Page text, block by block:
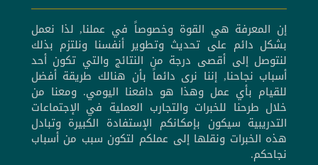
إن المعرفة هي القوة وخصوصاً في عملنا, لذا نعمل
بشكل دائم على تحديث وتطوير أنفسنا ونلتزم بذلك
لنتوصل إلى أقصى درجة من النتائج والتي تكون أحد
أسباب نجاحنا, إننا نرى دائماً بأن هنالك طريقة أفضل
للقيام بأي عمل وهذا هو دافعنا اليومي. ومعنا من
خلال طرحنا للخبرات والتجارب العملية في الإجتماعات
التدريبية سيكون بإمكانكم الإستفادة الكبيرة وتبادل
هذه الخبرات ونقلها إلى عملكم لتكون سبب من أسباب
نجاحكم.